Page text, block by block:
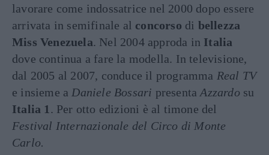
lavorare come indossatrice nel 2000 dopo essere
arrivata in semifinale al concorso di bellezza
Miss Venezuela. Nel 2004 approda in Italia
dove continua a fare la modella. In televisione,
dal 2005 al 2007, conduce il programma Real TV
e insieme a Daniele Bossari presenta Azzardo su
Italia 1 . Per otto edizioni è al timone del
Festival Internazionale del Circo di Monte
Carlo.